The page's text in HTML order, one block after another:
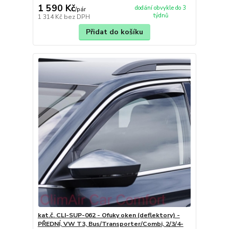
1 590 Kč/pár
1 314 Kč bez DPH
dodání obvykle do 3
týdnů
Přidat do košíku
kat.č. CLI-SUP-062 - Ofuky oken (deflektory) -
PŘEDNÍ, VW T3, Bus/Transporter/Combi, 2/3/4-